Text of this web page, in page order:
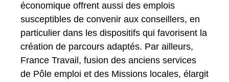
économique offrent aussi des emplois
susceptibles de convenir aux conseillers, en
particulier dans les dispositifs qui favorisent la
création de parcours adaptés. Par ailleurs,
France Travail, fusion des anciens services
de Pôle emploi et des Missions locales, élargit